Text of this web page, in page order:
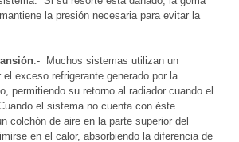
la presión necesaria para evitar la
.- Muchos sistemas utilizan un
exceso refrigerante generado por la
permitiendo su retorno al radiador cuando el
el sistema no cuenta con éste
colchón de aire en la parte superior del
en el calor, absorbiendo la diferencia de